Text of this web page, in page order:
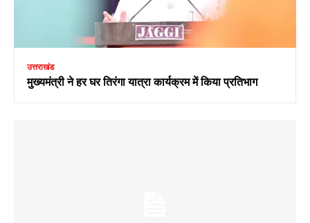
उत्तराखंड
मुख्यमंत्री ने हर घर तिरंगा यात्रा कार्यक्रम में किया प्रतिभाग